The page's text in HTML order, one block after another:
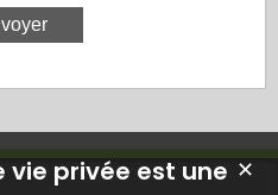
✕
vie privée est une